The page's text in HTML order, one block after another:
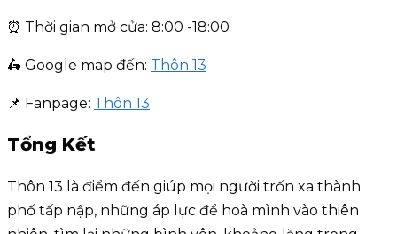
⏰ Thời gian mở cửa: 8:00 -18:00
🛵 Google map đến: Thôn 13
📌 Fanpage: Thôn 13
Tổng Kết
Thôn 13 là điểm đến giúp mọi người trốn xa thành
phố tấp nập, những áp lực để hoà mình vào thiên